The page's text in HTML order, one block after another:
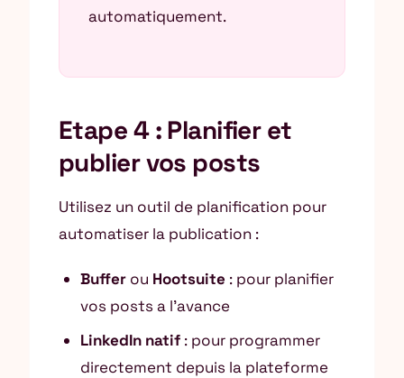
automatiquement.
Etape 4 : Planifier et
publier vos posts
Utilisez un outil de planification pour
automatiser la publication :
Buffer ou Hootsuite : pour planifier
vos posts a l’avance
LinkedIn natif : pour programmer
directement depuis la plateforme